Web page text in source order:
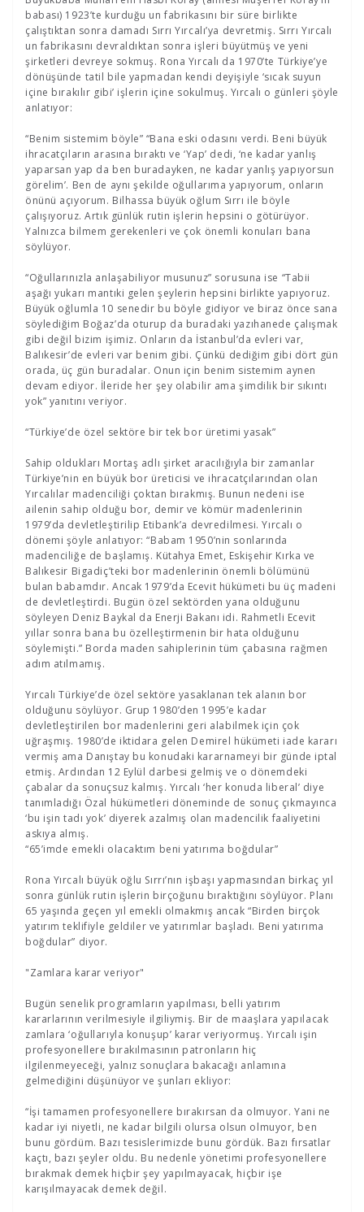
babası) 1923’te kurduğu un fabrikasını bir süre birlikte
çalıştıktan sonra damadı Sırrı Yırcalı’ya devretmiş. Sırrı Yırcalı
un fabrikasını devraldıktan sonra işleri büyütmüş ve yeni
şirketleri devreye sokmuş. Rona Yırcalı da 1970’te Türkiye’ye
dönüşünde tatil bile yapmadan kendi deyişiyle ‘sıcak suyun
içine bırakılır gibi’ işlerin içine sokulmuş. Yırcalı o günleri şöyle
anlatıyor:
“Benim sistemim böyle” “Bana eski odasını verdi. Beni büyük
ihracatçıların arasına bıraktı ve ‘Yap’ dedi, ‘ne kadar yanlış
yaparsan yap da ben buradayken, ne kadar yanlış yapıyorsun
görelim’. Ben de aynı şekilde oğullarıma yapıyorum, onların
önünü açıyorum. Bilhassa büyük oğlum Sırrı ile böyle
çalışıyoruz. Artık günlük rutin işlerin hepsini o götürüyor.
Yalnızca bilmem gerekenleri ve çok önemli konuları bana
söylüyor.
“Oğullarınızla anlaşabiliyor musunuz” sorusuna ise “Tabii
aşağı yukarı mantıki gelen şeylerin hepsini birlikte yapıyoruz.
Büyük oğlumla 10 senedir bu böyle gidiyor ve biraz önce sana
söylediğim Boğaz’da oturup da buradaki yazıhanede çalışmak
gibi değil bizim işimiz. Onların da İstanbul’da evleri var,
Balıkesir’de evleri var benim gibi. Çünkü dediğim gibi dört gün
orada, üç gün buradalar. Onun için benim sistemim aynen
devam ediyor. İleride her şey olabilir ama şimdilik bir sıkıntı
yok” yanıtını veriyor.
“Türkiye’de özel sektöre bir tek bor üretimi yasak”
Sahip oldukları Mortaş adlı şirket aracılığıyla bir zamanlar
Türkiye’nin en büyük bor üreticisi ve ihracatçılarından olan
Yırcalılar madenciliği çoktan bırakmış. Bunun nedeni ise
ailenin sahip olduğu bor, demir ve kömür madenlerinin
1979’da devletleştirilip Etibank’a devredilmesi. Yırcalı o
dönemi şöyle anlatıyor: “Babam 1950’nin sonlarında
madenciliğe de başlamış. Kütahya Emet, Eskişehir Kırka ve
Balıkesir Bigadiç’teki bor madenlerinin önemli bölümünü
bulan babamdır. Ancak 1979’da Ecevit hükümeti bu üç madeni
de devletleştirdi. Bugün özel sektörden yana olduğunu
söyleyen Deniz Baykal da Enerji Bakanı idi. Rahmetli Ecevit
yıllar sonra bana bu özelleştirmenin bir hata olduğunu
söylemişti.” Borda maden sahiplerinin tüm çabasına rağmen
adım atılmamış.
Yırcalı Türkiye’de özel sektöre yasaklanan tek alanın bor
olduğunu söylüyor. Grup 1980’den 1995’e kadar
devletleştirilen bor madenlerini geri alabilmek için çok
uğraşmış. 1980’de iktidara gelen Demirel hükümeti iade kararı
vermiş ama Danıştay bu konudaki kararnameyi bir günde iptal
etmiş. Ardından 12 Eylül darbesi gelmiş ve o dönemdeki
çabalar da sonuçsuz kalmış. Yırcalı ‘her konuda liberal’ diye
tanımladığı Özal hükümetleri döneminde de sonuç çıkmayınca
‘bu işin tadı yok’ diyerek azalmış olan madencilik faaliyetini
askıya almış.
“65’imde emekli olacaktım beni yatırıma boğdular”
Rona Yırcalı büyük oğlu Sırrı’nın işbaşı yapmasından birkaç yıl
sonra günlük rutin işlerin birçoğunu bıraktığını söylüyor. Planı
65 yaşında geçen yıl emekli olmakmış ancak “Birden birçok
yatırım teklifiyle geldiler ve yatırımlar başladı. Beni yatırıma
boğdular” diyor.
"Zamlara karar veriyor"
Bugün senelik programların yapılması, belli yatırım
kararlarının verilmesiyle ilgiliymiş. Bir de maaşlara yapılacak
zamlara ‘oğullarıyla konuşup’ karar veriyormuş. Yırcalı işin
profesyonellere bırakılmasının patronların hiç
ilgilenmeyeceği, yalnız sonuçlara bakacağı anlamına
gelmediğini düşünüyor ve şunları ekliyor:
“İşi tamamen profesyonellere bırakırsan da olmuyor. Yani ne
kadar iyi niyetli, ne kadar bilgili olursa olsun olmuyor, ben
bunu gördüm. Bazı tesislerimizde bunu gördük. Bazı fırsatlar
kaçtı, bazı şeyler oldu. Bu nedenle yönetimi profesyonellere
bırakmak demek hiçbir şey yapılmayacak, hiçbir işe
karışılmayacak demek değil.